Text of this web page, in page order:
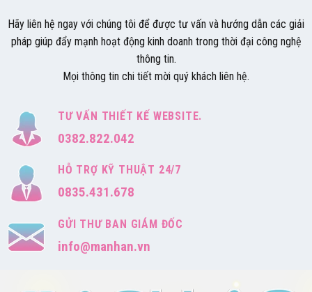
Hãy liên hệ ngay với chúng tôi để được tư vấn và hướng dẫn các giải
pháp giúp đẩy mạnh hoạt động kinh doanh trong thời đại công nghệ
thông tin.
Mọi thông tin chi tiết mời quý khách liên hệ.
TƯ VẤN THIẾT KẾ WEBSITE.
0382.822.042
HỖ TRỢ KỸ THUẬT 24/7
0835.431.678
GỬI THƯ BAN GIÁM ĐỐC
info@manhan.vn